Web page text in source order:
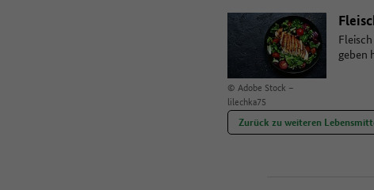
© Adobe Stock –
lilechka75
geben
Zurück zu weiteren